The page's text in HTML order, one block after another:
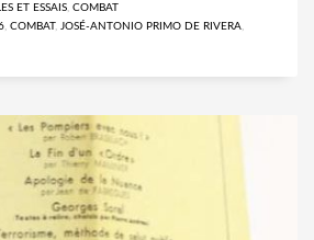
ET ESSAIS COMBAT
COMBAT, JOSÉ-ANTONIO PRIMO DE RIVERA